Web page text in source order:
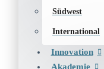
Südwest
International
Innovation
Akademie